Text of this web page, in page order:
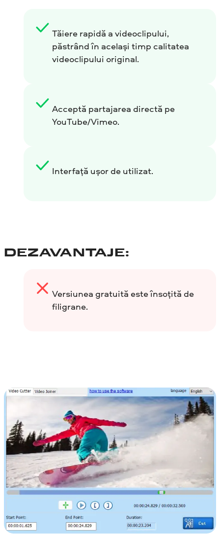
Tăiere rapidă a videoclipului,
păstrând în același timp calitatea
videoclipului original.
Acceptă partajarea directă pe
YouTube/Vimeo.
Interfață ușor de utilizat.
DEZAVANTAJE:
Versiunea gratuită este însoțită de
filigrane.